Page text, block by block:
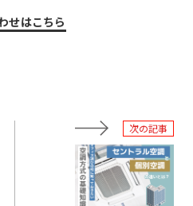
せはこちら
次の記事